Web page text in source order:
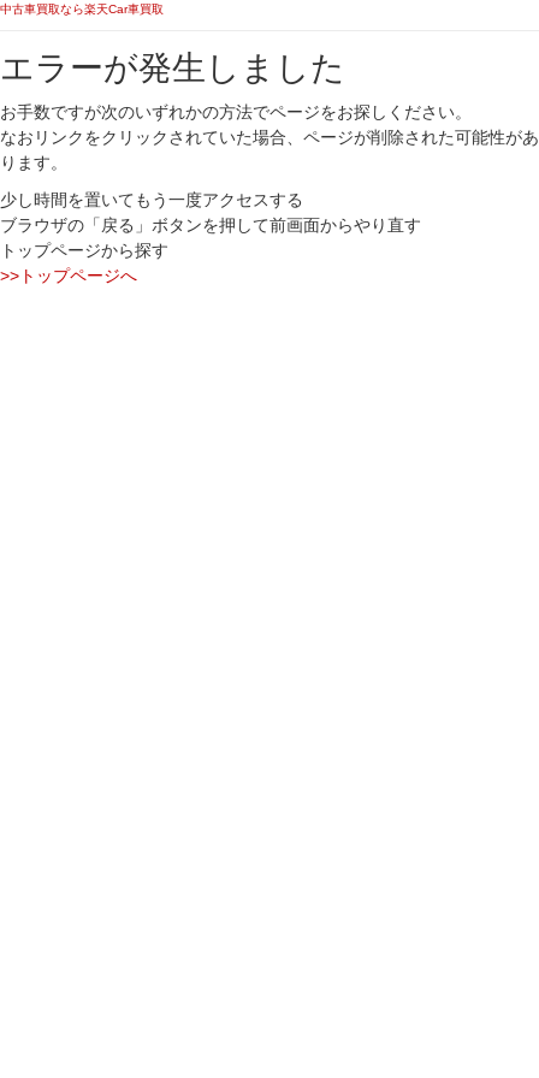
中古車買取なら楽天Car車買取
エラーが発生しました
お手数ですが次のいずれかの方法でページをお探しください。
なおリンクをクリックされていた場合、ページが削除された可能性があ
ります。
少し時間を置いてもう一度アクセスする
ブラウザの「戻る」ボタンを押して前画面からやり直す
トップページから探す
>>トップページへ